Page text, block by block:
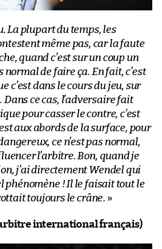
La plupart du temps, les
même pas, car la faute
quand c’est sur un coup un
normal de faire ça. En fait, c’est
c’est dans le cours du jeu, sur
ce cas, l’adversaire fait
pour casser le contre, c’est
aux abords de la surface, pour
ce n’est pas normal,
l’arbitre. Bon, quand je
j’ai directement Wendel qui
phénomène ! Il le faisait tout le
toujours le crâne. »
international français)